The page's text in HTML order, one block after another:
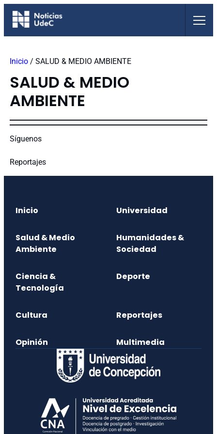
Saltar
Inicio / SALUD & MEDIO AMBIENTE
SALUD & MEDIO
AMBIENTE
Síguenos
Reportajes
Inicio Universidad
Salud & Medio
Ambiente
Humanidades &
Sociedad
Ciencia &
Tecnología
Deporte
Cultura Reportajes
Opinión Multimedia